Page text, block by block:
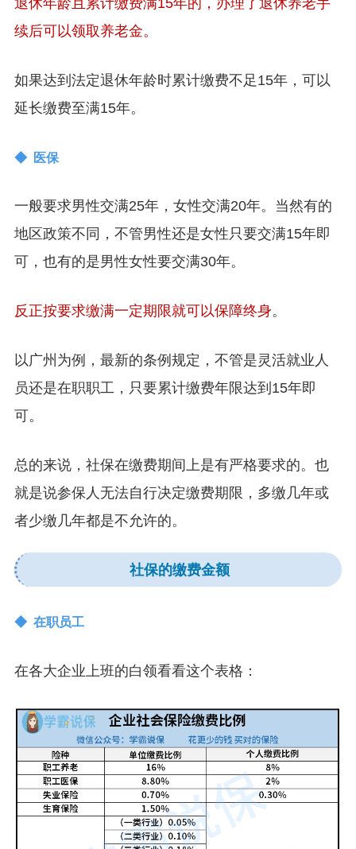
续后可以领取养老金。
如果达到法定退休年龄时累计缴费不足15年，可以
延长缴费至满15年。
◆ 医保
一般要求男性交满25年，女性交满20年。当然有的
地区政策不同，不管男性还是女性只要交满15年即
可，也有的是男性女性要交满30年。
反正按要求缴满一定期限就可以保障终身。
以广州为例，最新的条例规定，不管是灵活就业人
员还是在职职工，只要累计缴费年限达到15年即
可。
总的来说，社保在缴费期间上是有严格要求的。也
就是说参保人无法自行决定缴费期限，多缴几年或
者少缴几年都是不允许的。
社保的缴费金额
◆ 在职员工
在各大企业上班的白领看看这个表格：